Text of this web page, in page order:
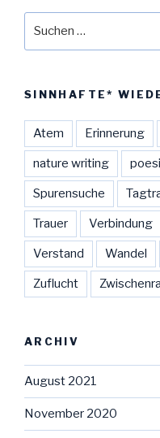
SINNHAFTE*
Atem Erinnerung
nature writing
Spurensuche
Trauer Verbindung
Verstand Wandel
Zuflucht
ARCHIV
August 2021
November 2020